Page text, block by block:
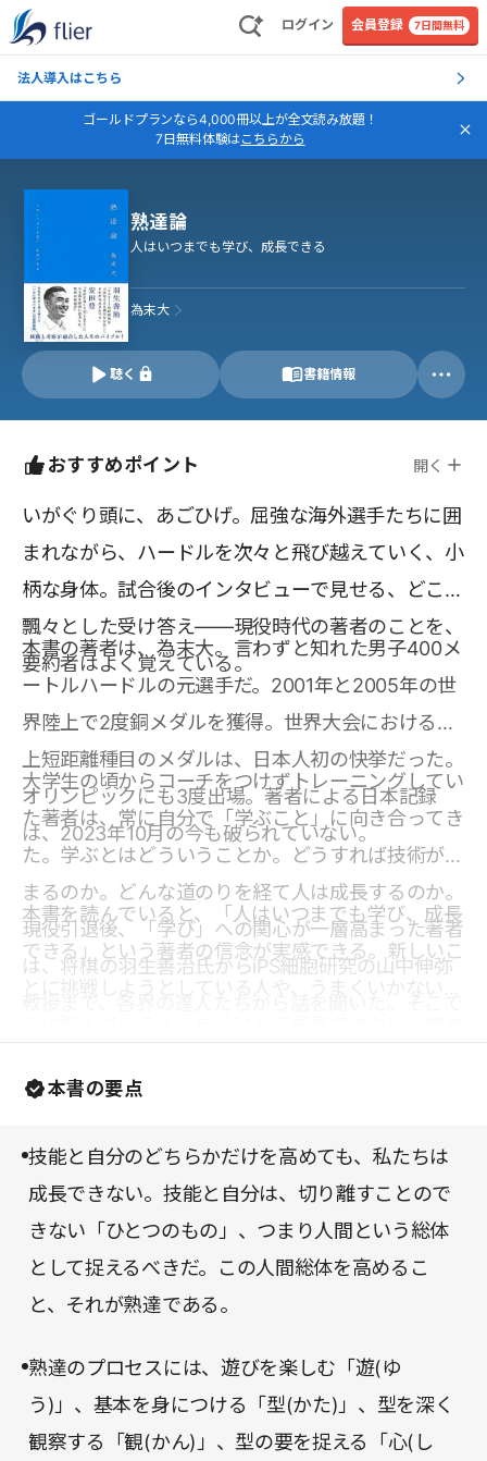
ログイン 会員登録 7日間無料
法人導入はこちら
ゴールドプランなら4,000冊以上が全文読み放題！
7日無料体験はこちらから
熟達論
人はいつまでも学び、成長できる
為末大
聴く 書籍情報
おすすめポイント 開く
いがぐり頭に、あごひげ。屈強な海外選手たちに囲
まれながら、ハードルを次々と飛び越えていく、小
柄な身体。試合後のインタビューで見せる、どこか
飄々とした受け答え――現役時代の著者のことを、
要約者はよく覚えている。
本書の著者は、為末大。言わずと知れた男子400メ
ートルハードルの元選手だ。2001年と2005年の世
界陸上で2度銅メダルを獲得。世界大会における陸
上短距離種目のメダルは、日本人初の快挙だった。
オリンピックにも3度出場。著者による日本記録
は、2023年10月の今も破られていない。
大学生の頃からコーチをつけずトレーニングしてい
た著者は、常に自分で「学ぶこと」に向き合ってき
た。学ぶとはどういうことか。どうすれば技術が高
まるのか。どんな道のりを経て人は成長するのか。
現役引退後、「学び」への関心が一層高まった著者
は、将棋の羽生善治氏からiPS細胞研究の山中伸弥
気づいたのは、「学び」には、分野を超えた普遍的
なプロセスとアプローチがあるということだった。
せ、「学び」の過程を、すべて自分の言葉で、極め
て精緻にまとめあげたのが、この『熟達論』だ。
本書を読んでいると、「人はいつまでも学び、成長
できる」という著者の信念が実感できる。新しいこ
とに挑戦しようとしている人や、うまくいかないこ
本書の要点
技能と自分のどちらかだけを高めても、私たちは
成長できない。技能と自分は、切り離すことので
きない「ひとつのもの」、つまり人間という総体
として捉えるべきだ。この人間総体を高めるこ
と、それが熟達である。
熟達のプロセスには、遊びを楽しむ「遊(ゆ
う)」、基本を身につける「型(かた)」、型を深く
観察する「観(かん)」、型の要を捉える「心(し